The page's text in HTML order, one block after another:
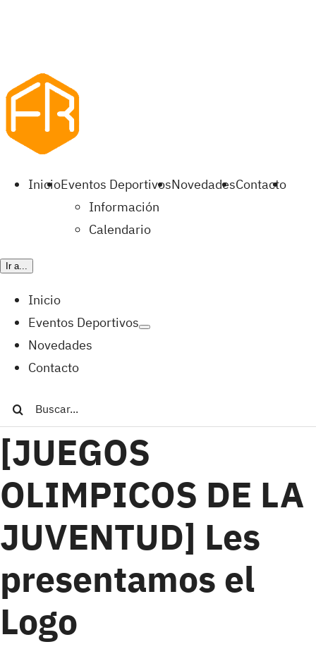
InicioEventos Deportivos
Información
Calendario
NovedadesContacto
Ir a...
Inicio
Eventos Deportivos
Novedades
Contacto
Buscar:
[JUEGOS
OLIMPICOS DE LA
JUVENTUD] Les
presentamos el
Logo